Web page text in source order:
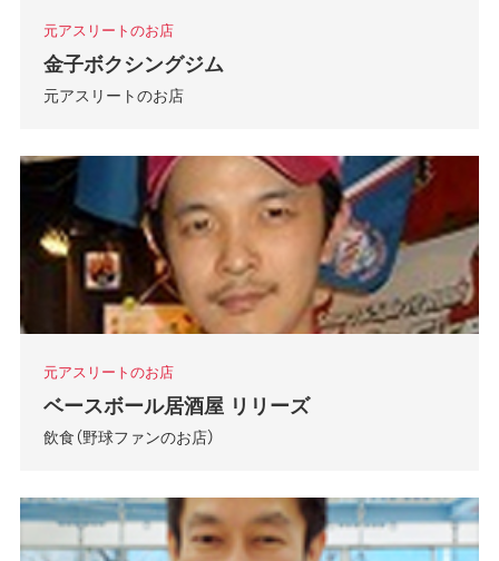
元アスリートのお店
金子ボクシングジム
元アスリートのお店
元アスリートのお店
ベースボール居酒屋 リリーズ
飲食（野球ファンのお店）